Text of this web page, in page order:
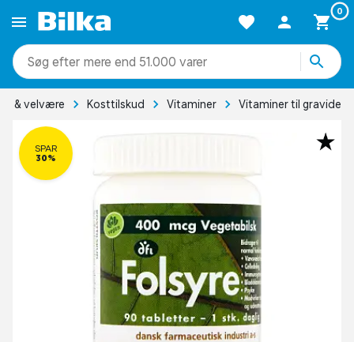
0
mere end 51.000 varer
& velvære Kosttilskud Vitaminer Vitaminer til gravide
SPAR
30%